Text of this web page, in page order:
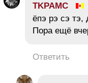
TKPAMC
ёпэ рэ сэ тэ,
Пора ещё
Ответить